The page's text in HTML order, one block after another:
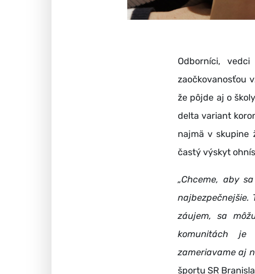
Odborníci,
zaočkovanosťou
že pôjde aj o
delta variant
najmä v skupine
častý výskyt
„Chceme, aby
najbezpečnejšie.
záujem, sa
komunitách je
zameriavame aj
športu SR